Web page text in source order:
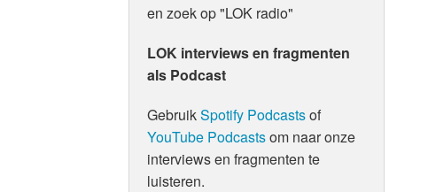
en zoek op "LOK radio"
LOK interviews en fragmenten
als Podcast
GebruikSpotify Podcastsof
YouTube Podcastsom naar onze
interviews en fragmenten te
luisteren.